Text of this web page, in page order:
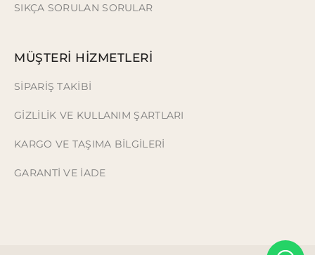
SIKÇA SORULAN SORULAR
MÜŞTERİ HİZMETLERİ
SİPARİŞ TAKİBİ
GİZLİLİK VE KULLANIM ŞARTLARI
KARGO VE TAŞIMA BİLGİLERİ
GARANTİ VE İADE